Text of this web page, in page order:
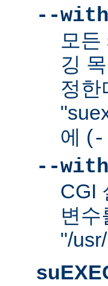
--
모
깅
정한
에 (
--
CGI
변
"/